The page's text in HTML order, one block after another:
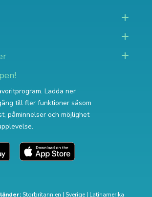
Ladda ner
till fler funktioner såsom
påminnelser och möjlighet
Storbritannien | Sverige| Latinamerika